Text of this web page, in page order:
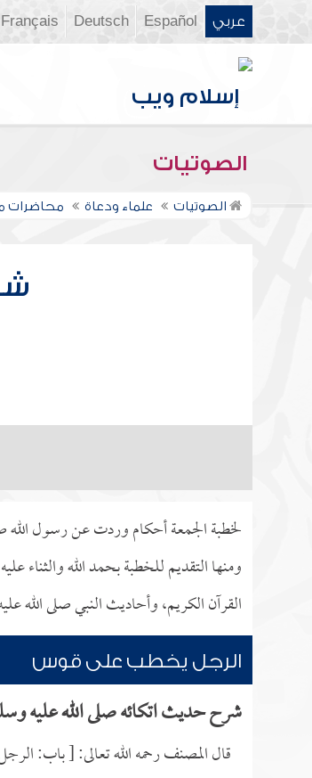
عربي Español
Deutsch
Français
الصوتيات
الصوتيات علماء ودعاة محاضرات
لخطبة الجمعة أحكام وردت عن رسول الله
ومنها التقديم للخطبة بحمد الله والثناء
القرآن الكريم، وأحاديث النبي صلى الله
الرجل يخطب على قوس
شرح حديث اتكائه صلى الله عليه
قال المصنف رحمه الله تعالى: [ باب: